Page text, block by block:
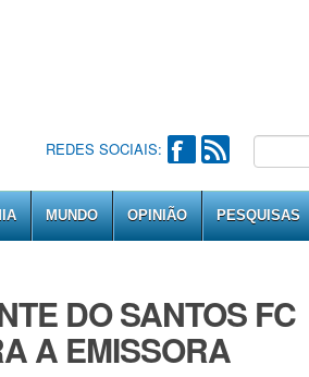
REDES SOCIAIS:
MUNDO OPINIÃO PESQUISAS
DO SANTOS FC
A EMISSORA